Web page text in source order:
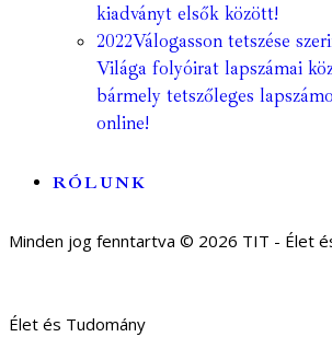
kiadványt elsők között!
2022Válogasson tetszése
Világa folyóirat lapszámai
bármely tetszőleges
online!
RÓLUNK
Minden jog fenntartva © 2026 TIT - Élet
Élet és Tudomány